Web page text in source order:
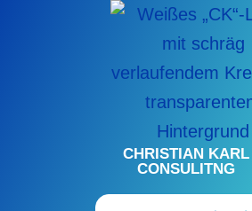
CHRISTIAN KARL
CONSULITNG